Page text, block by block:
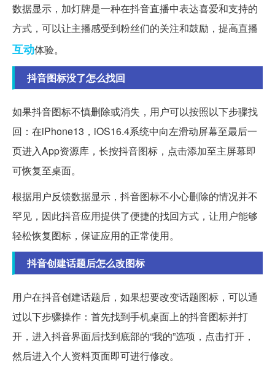
数据显示，加灯牌是一种在抖音直播中表达喜爱和支持的
方式，可以让主播感受到粉丝们的关注和鼓励，提高直播
互动体验。
抖音图标没了怎么找回
如果抖音图标不慎删除或消失，用户可以按照以下步骤找
回：在iPhone13，iOS16.4系统中向左滑动屏幕至最后一
页进入App资源库，长按抖音图标，点击添加至主屏幕即
可恢复至桌面。
根据用户反馈数据显示，抖音图标不小心删除的情况并不
罕见，因此抖音应用提供了便捷的找回方式，让用户能够
轻松恢复图标，保证应用的正常使用。
抖音创建话题后怎么改图标
用户在抖音创建话题后，如果想要改变话题图标，可以通
过以下步骤操作：首先找到手机桌面上的抖音图标并打
开，进入抖音界面后找到底部的“我的”选项，点击打开，
然后进入个人资料页面即可进行修改。